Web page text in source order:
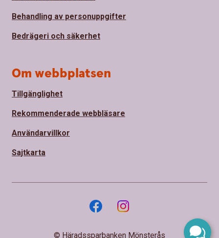
Behandling av personuppgifter
Bedrägeri och säkerhet
Om webbplatsen
Tillgänglighet
Rekommenderade webbläsare
Användarvillkor
Sajtkarta
© Häradssparbanken Mönsterås